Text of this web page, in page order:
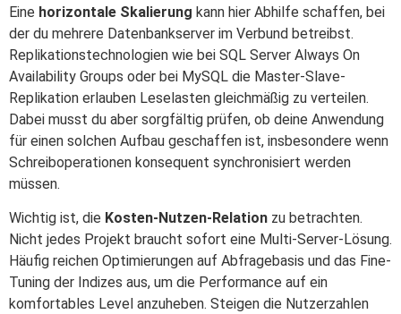
Eine horizontale Skalierung kann hier Abhilfe schaffen, bei
der du mehrere Datenbankserver im Verbund betreibst.
Replikationstechnologien wie bei SQL Server Always On
Availability Groups oder bei MySQL die Master-Slave-
Replikation erlauben Leselasten gleichmäßig zu verteilen.
Dabei musst du aber sorgfältig prüfen, ob deine Anwendung
für einen solchen Aufbau geschaffen ist, insbesondere wenn
Schreiboperationen konsequent synchronisiert werden
müssen.
Wichtig ist, die Kosten-Nutzen-Relation zu betrachten.
Nicht jedes Projekt braucht sofort eine Multi-Server-Lösung.
Häufig reichen Optimierungen auf Abfragebasis und das Fine-
Tuning der Indizes aus, um die Performance auf ein
komfortables Level anzuheben. Steigen die Nutzerzahlen